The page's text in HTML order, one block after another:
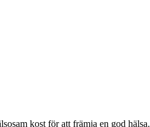
kost för att främja en god hälsa.